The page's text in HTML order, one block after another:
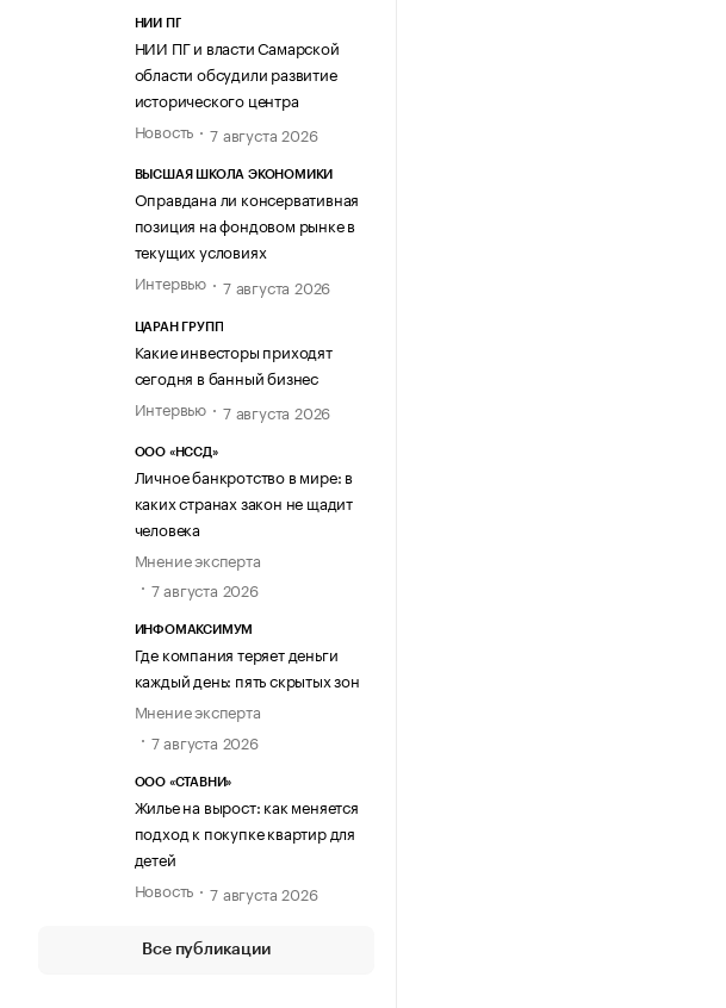
НИИ ПГ
НИИ ПГ и власти Самарской
области обсудили развитие
исторического центра
Новость
7 августа 2026
ВЫСШАЯ ШКОЛА ЭКОНОМИКИ
Оправдана ли консервативная
позиция на фондовом рынке в
текущих условиях
Интервью
7 августа 2026
ЦАРАН ГРУПП
Какие инвесторы приходят
сегодня в банный бизнес
Интервью
7 августа 2026
ООО «НССД»
Личное банкротство в мире: в
каких странах закон не щадит
человека
Мнение эксперта
7 августа 2026
ИНФОМАКСИМУМ
Где компания теряет деньги
каждый день: пять скрытых зон
Мнение эксперта
7 августа 2026
ООО «СТАВНИ»
Жилье на вырост: как меняется
подход к покупке квартир для
детей
Новость
7 августа 2026
Все публикации